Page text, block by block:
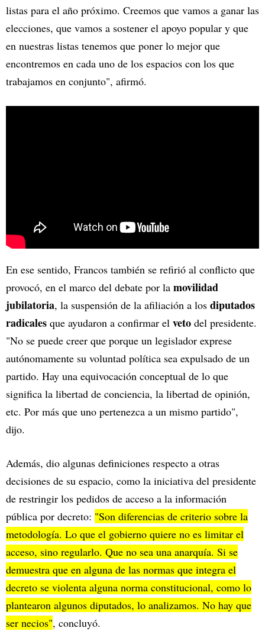
listas para el año próximo. Creemos que vamos a ganar las
elecciones, que vamos a sostener el apoyo popular y que
en nuestras listas tenemos que poner lo mejor que
encontremos en cada uno de los espacios con los que
trabajamos en conjunto", afirmó.
En ese sentido, Francos también se refirió al conflicto que
provocó, en el marco del debate por la movilidad
jubilatoria, la suspensión de la afiliación a los diputados
radicales que ayudaron a confirmar el veto del presidente.
"No se puede creer que porque un legislador exprese
autónomamente su voluntad política sea expulsado de un
partido. Hay una equivocación conceptual de lo que
significa la libertad de conciencia, la libertad de opinión,
etc. Por más que uno pertenezca a un mismo partido",
dijo.
Además, dio algunas definiciones respecto a otras
decisiones de su espacio, como la iniciativa del presidente
de restringir los pedidos de acceso a la información
pública por decreto: "Son diferencias de criterio sobre la
metodología. Lo que el gobierno quiere no es limitar el
acceso, sino regularlo. Que no sea una anarquía. Si se
demuestra que en alguna de las normas que integra el
decreto se violenta alguna norma constitucional, como lo
plantearon algunos diputados, lo analizamos. No hay que
ser necios", concluyó.